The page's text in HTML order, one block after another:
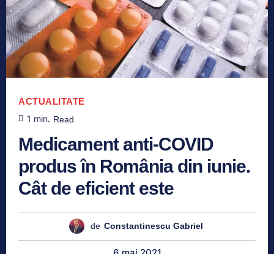
ACTUALITATE
1 min. Read
Medicament anti-COVID
produs în România din iunie.
Cât de eficient este
de Constantinescu Gabriel